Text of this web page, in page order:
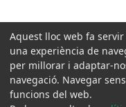
Aquest lloc web fa
una experiència de
per millorar i adaptar-
navegació. Navegar
funcions del web.